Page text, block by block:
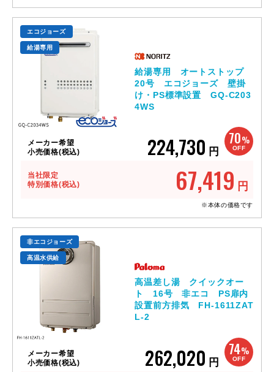
エコジョーズ
給湯専用
給湯専用 オートストップ
20号 エコジョーズ 壁掛
け・PS標準設置 GQ-C203
4WS
70%
OFF
メーカー希望
小売価格(税込)
224,730 円
当社限定
特別価格(税込)
67,419 円
※本体の価格です
非エコジョーズ
高温水供給
高温差し湯 クイックオー
ト 16号 非エコ PS扉内
設置前方排気 FH-1611ZAT
L-2
74%
OFF
メーカー希望
小売価格(税込)
262,020 円